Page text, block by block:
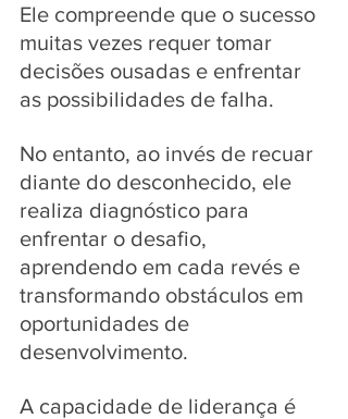
Ele compreende que o sucesso
muitas vezes requer tomar
decisões ousadas e enfrentar
as possibilidades de falha.
No entanto, ao invés de recuar
diante do desconhecido, ele
realiza diagnóstico para
enfrentar o desafio,
aprendendo em cada revés e
transformando obstáculos em
oportunidades de
desenvolvimento.
A capacidade de liderança é